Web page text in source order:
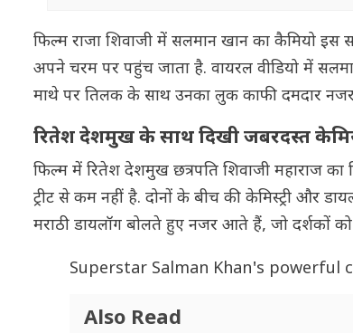
फिल्म राजा शिवाजी में सलमान खान का कैमियो इस
अपने चरम पर पहुंच जाता है. वायरल वीडियो में
माथे पर तिलक के साथ उनका लुक काफी दमदार नजर
रितेश देशमुख के साथ दिखी जबरदस्त
फिल्म में रितेश देशमुख छत्रपति शिवाजी महाराज
ट्रीट से कम नहीं है. दोनों के बीच की केमिस्ट्री और
मराठी डायलॉग बोलते हुए नजर आते हैं, जो दर्शकों
Superstar Salman Khan's powerful
Also Read